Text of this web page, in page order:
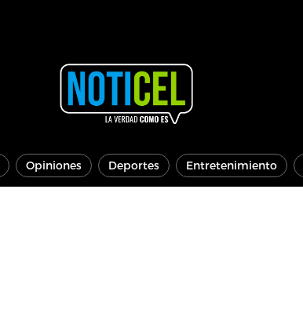
Opiniones Deportes Entretenimiento